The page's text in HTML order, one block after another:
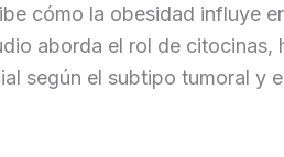
cómo la obesidad influye
aborda el rol de citocinas,
según el subtipo tumoral y